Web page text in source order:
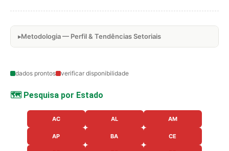
Metodologia — Perfil & Tendências Setoriais
dados prontos verificar disponibilidade
🗺️ Pesquisa por Estado
AC AL AM
AP BA CE